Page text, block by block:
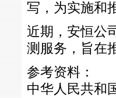
写，为实施和
近期，安恒公
测服务，旨在
参考资料：
中华人民共和